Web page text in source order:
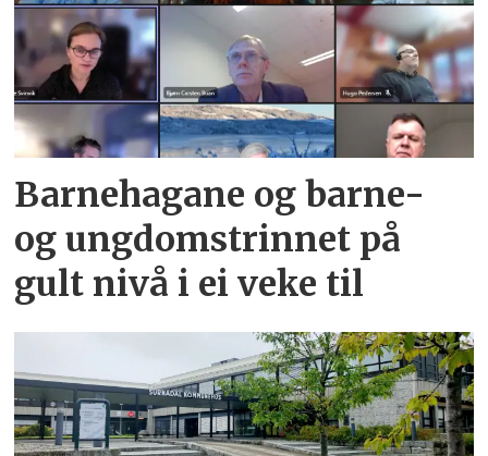
Barnehagane og barne-
og ungdoms­trinnet på
gult nivå i ei veke til